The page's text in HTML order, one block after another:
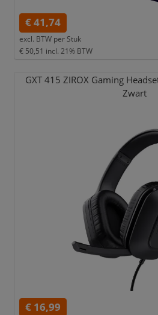
€ 41,74
excl. BTW per Stuk
€ 50,51 incl. 21% BTW
GXT 415 ZIROX Gaming
Zwart
€ 16,99